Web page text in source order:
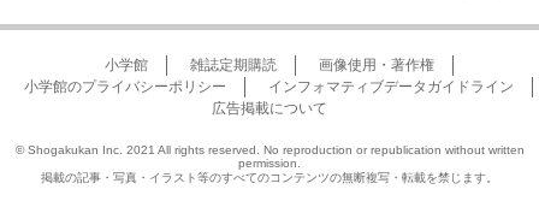
小学館 雑誌定期購読
画像使用・著作権
小学館のプライバシーポリシー
インフォマティブデータガイドライン
広告掲載について
© Shogakukan Inc. 2021 All rights reserved. No reproduction or republication without written
permission.
掲載の記事・写真・イラスト等のすべてのコンテンツの無断複写・転載を禁じます。